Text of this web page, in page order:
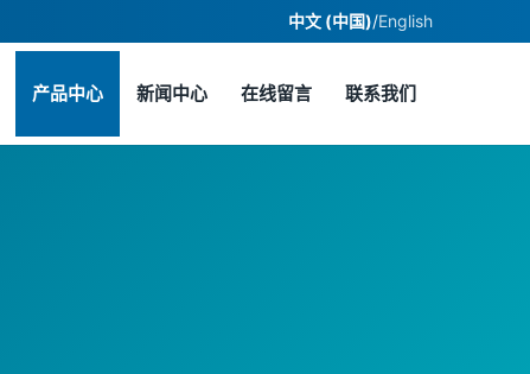
中文 (中国)/English
产品中心 新闻中心 在线留言 联系我们